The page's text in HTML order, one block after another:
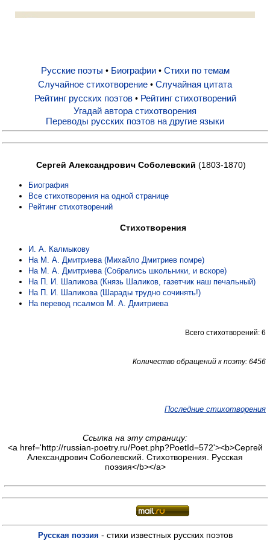
Биографии
Стихи по темам
Случайное стихотворение
Рейтинг русских поэтов
Рейтинг стихотворений
Русские поэты • Биографии• Стихи по темам
Случайное стихотворение • Случайная цитата
Рейтинг русских поэтов• Рейтинг стихотворений
Угадай автора стихотворения
Переводы русских поэтов на другие языки
Сергей Александрович Соболевский (1803-1870)
Биография
Все стихотворения на одной странице
Рейтинг стихотворений
Стихотворения
И. А. Калмыкову
На М. А. Дмитриева (Михайло Дмитриев помре)
На М. А. Дмитриева (Собрались школьники, и вскоре)
На П. И. Шаликова (Князь Шаликов, газетчик наш печальный)
На П. И. Шаликова (Шарады трудно сочинять!)
На перевод псалмов М. А. Дмитриева
Всего стихотворений: 6
Количество обращений к поэту: 6456
Последние стихотворения
Ссылка на эту страницу:
<a href='http://russian-poetry.ru/Poet.php?PoetId=572'><b>Сергей
Александрович Соболевский. Стихотворения. Русская
поэзия</b></a>
Русская поэзия - стихи известных русских поэтов